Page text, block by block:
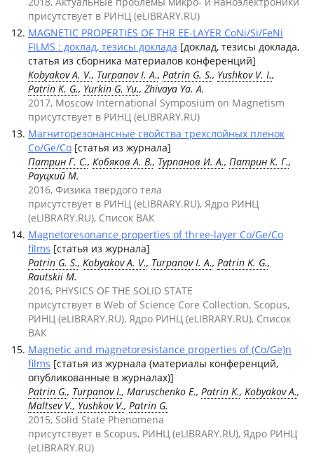
присутствует в РИНЦ (eLIBRARY.RU)
MAGNETIC PROPERTIES OF THR EE-LAYER CoNi/Si/FeNi
FILMS : доклад, тезисы доклада [доклад, тезисы доклада,
статья из сборника материалов конференций]
Kobyakov A. V., Turpanov I. A., Patrin G. S., Yushkov V. I.,
Patrin K. G., Yurkin G. Yu., Zhivaya Ya. A.
2017, Moscow International Symposium on Magnetism
присутствует в РИНЦ (eLIBRARY.RU)
Магниторезонансные свойства трехслойных пленок
Co/Ge/Co [статья из журнала]
Патрин Г. С., Кобяков А. В., Турпанов И. А., Патрин К. Г.,
Рауцкий М.
2016, Физика твердого тела
присутствует в РИНЦ (eLIBRARY.RU), Ядро РИНЦ
(eLIBRARY.RU), Список ВАК
Magnetoresonance properties of three-layer Co/Ge/Co
films [статья из журнала]
Patrin G. S., Kobyakov A. V., Turpanov I. A., Patrin K. G.,
Rautskii M.
2016, PHYSICS OF THE SOLID STATE
присутствует в Web of Science Core Collection, Scopus,
РИНЦ (eLIBRARY.RU), Ядро РИНЦ (eLIBRARY.RU), Список
ВАК
Magnetic and magnetoresistance properties of (Co/Ge)n
films [статья из журнала (материалы конференций,
опубликованные в журналах)]
Patrin G., Turpanov I., Maruschenko E., Patrin K., Kobyakov A.,
Maltsev V., Yushkov V., Patrin G.
2015, Solid State Phenomena
присутствует в Scopus, РИНЦ (eLIBRARY.RU), Ядро РИНЦ
(eLIBRARY.RU)